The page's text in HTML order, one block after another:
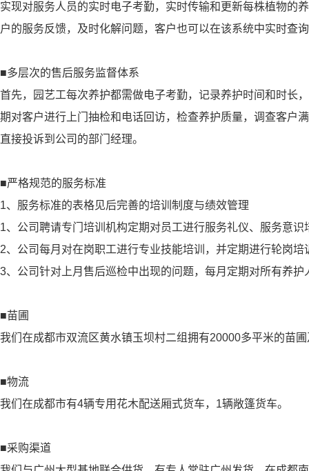
实现对服务人员的实时电子考勤，实时传输和更新每株植物的
户的服务反馈，及时化解问题，客户也可以在该系统中实时查
■多层次的售后服务监督体系
首先，园艺工每次养护都需做电子考勤，记录养护时间和时长
期对客户进行上门抽检和电话回访，检查养护质量，调查客户
直接投诉到公司的部门经理。
■严格规范的服务标准
1、服务标准的表格见后完善的培训制度与绩效管理
1、公司聘请专门培训机构定期对员工进行服务礼仪、服务意识
2、公司每月对在岗职工进行专业技能培训，并定期进行轮岗培
3、公司针对上月售后巡检中出现的问题，每月定期对所有养
■苗圃
我们在成都市双流区黄水镇玉坝村二组拥有20000多平米的苗
■物流
我们在成都市有4辆专用花木配送厢式货车，1辆敞篷货车。
■采购渠道